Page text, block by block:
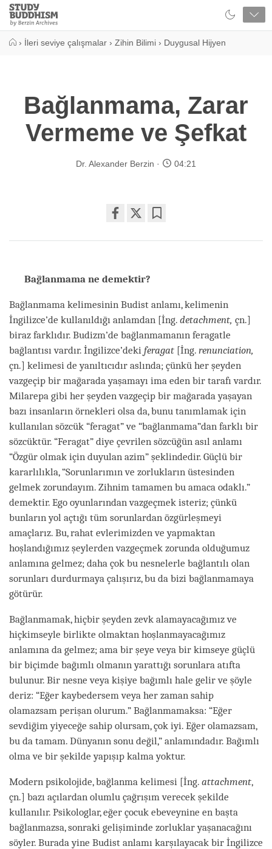
Close
Study
Buddhism
› İleri seviye çalışmalar › Zihin Bilimi › Duygusal Hijyen
Bağlanmama, Zarar
Vermeme ve Şefkat
Dr. Alexander Berzin 04:21
on
Bağlanmama ne demektir?
Bağlanmama kelimesinin Budist anlamı, kelimenin
İngilizce’de kullanıldığı anlamdan [İng. detachment, çn.]
biraz farklıdır. Budizm’de bağlanmamanın feragatle
bağlantısı vardır. İngilizce’deki feragat [İng. renunciation,
çn.] kelimesi de yanıltıcıdır aslında; çünkü her şeyden
vazgeçip bir mağarada yaşamayı ima eden bir tarafı vardır.
Milarepa gibi her şeyden vazgeçip bir mağarada yaşayan
bazı insanların örnekleri olsa da, bunu tanımlamak için
kullanılan sözcük “feragat” ve “bağlanmama”dan farklı bir
sözcüktür. “Feragat” diye çevrilen sözcüğün asıl anlamı
“Özgür olmak için duyulan azim” şeklindedir. Güçlü bir
kararlılıkla, “Sorunlarımın ve zorlukların üstesinden
gelmek zorundayım. Zihnim tamamen bu amaca odaklı.”
demektir. Ego oyunlarından vazgeçmek isteriz; çünkü
bunların yol açtığı tüm sorunlardan özgürleşmeyi
amaçlarız. Bu, rahat evlerimizden ve yapmaktan
hoşlandığımız şeylerden vazgeçmek zorunda olduğumuz
anlamına gelmez; daha çok bu nesnelerle bağlantılı olan
sorunları durdurmaya çalışırız, bu da bizi bağlanmamaya
götürür.
Bağlanmamak, hiçbir şeyden zevk alamayacağımız ve
hiçkimseyle birlikte olmaktan hoşlanmayacağımız
anlamına da gelmez; ama bir şeye veya bir kimseye güçlü
bir biçimde bağımlı olmanın yarattığı sorunlara atıfta
bulunur. Bir nesne veya kişiye bağımlı hale gelir ve şöyle
deriz: “Eğer kaybedersem veya her zaman sahip
olamazsam perişan olurum.” Bağlanmamaksa: “Eğer
sevdiğim yiyeceğe sahip olursam, çok iyi. Eğer olamazsam,
bu da tamam. Dünyanın sonu değil,” anlamındadır. Bağımlı
olma ve bir şekilde yapışıp kalma yoktur.
Modern psikolojide, bağlanma kelimesi [İng. attachment,
çn.] bazı açılardan olumlu çağrışım verecek şekilde
kullanılır. Psikologlar, eğer çocuk ebeveynine en başta
bağlanmazsa, sonraki gelişiminde zorluklar yaşanacağını
söyler. Burada yine Budist anlamı karşılayacak bir İngilizce